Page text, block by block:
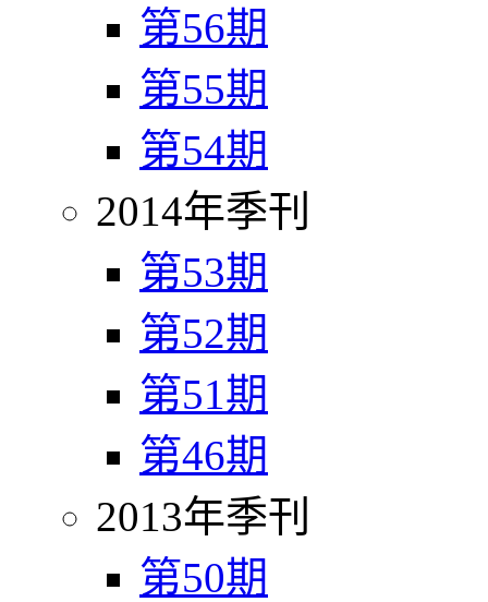
第56期
第55期
第54期
2014年季刊
第53期
第52期
第51期
第46期
2013年季刊
第50期